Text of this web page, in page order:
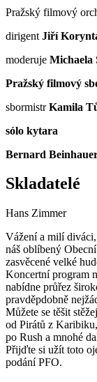
Pražský filmový
dirigent Jiří
moderuje Michaela
Pražský filmový
sbormistrKamila
sólo kytara
Bernard
Skladatelé
Hans Zimmer
Vážení a milí diváci,
náš oblíbený
zasvěcené velké
Koncertní program
nabídne průřez
pravděpdobně
Můžete se těšit
od Pirátů z
po Rush a mnohé
Přijďte si užít toto
podání PFO.